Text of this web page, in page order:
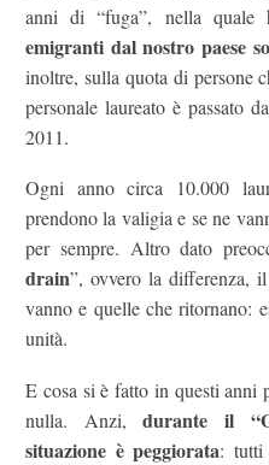
anni di “fuga”, nella quale
emigranti dal nostro paese
inoltre, sulla quota di persone
personale laureato è passato
2011.
Ogni anno circa 10.000
prendono la valigia e se ne
per sempre. Altro dato
drain”, ovvero la differenza,
vanno e quelle che ritornano:
unità.
E cosa si è fatto in questi anni
nulla. Anzi,durante il
situazione è peggiorata: tutti